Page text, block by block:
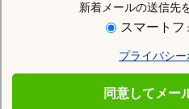
新着メールの送信先
スマートフ
プライバシ
同意してメー
市原
二軒